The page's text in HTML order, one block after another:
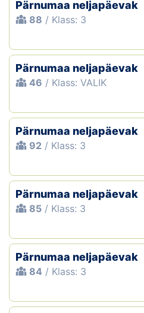
Pärnumaa neljapäevak
88 / Klass: 3
Pärnumaa neljapäevak
46 / Klass: VALIK
Pärnumaa neljapäevak
92 / Klass: 3
Pärnumaa neljapäevak
85 / Klass: 3
Pärnumaa neljapäevak
84 / Klass: 3